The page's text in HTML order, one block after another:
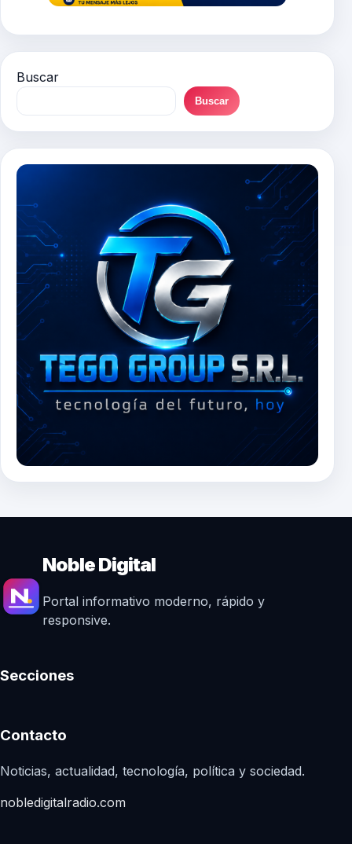
Buscar
Buscar
Noble Digital
Portal informativo moderno, rápido y
responsive.
Secciones
Contacto
Noticias, actualidad, tecnología, política y sociedad.
nobledigitalradio.com